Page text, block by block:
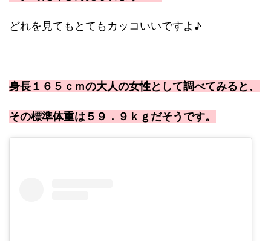
どれを見てもとてもカッコいいですよ♪
身長１６５ｃｍの大人の女性として調べてみると、
その標準体重は５９．９ｋｇだそうです。